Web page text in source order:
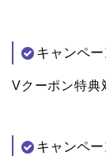
キャンペ
Vクーポン特典
キャンペ